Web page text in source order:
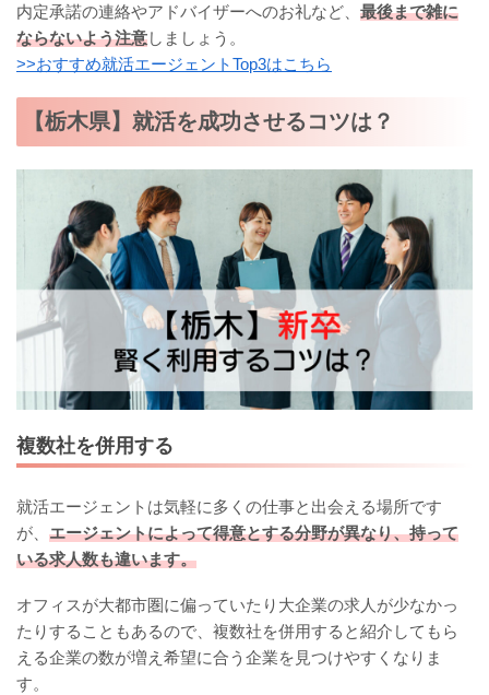
内定承諾の連絡やアドバイザーへのお礼など、 最後まで雑に
ならないよう注意しましょう。
>>おすすめ就活エージェントTop3はこちら
【栃木県】就活を成功させるコツは？
複数社を併用する
就活エージェントは気軽に多くの仕事と出会える場所です
が、 エージェントによって得意とする分野が異なり、持って
いる求人数も違います。
オフィスが大都市圏に偏っていたり大企業の求人が少なかっ
たりすることもあるので、複数社を併用すると紹介してもら
える企業の数が増え希望に合う企業を見つけやすくなりま
す。